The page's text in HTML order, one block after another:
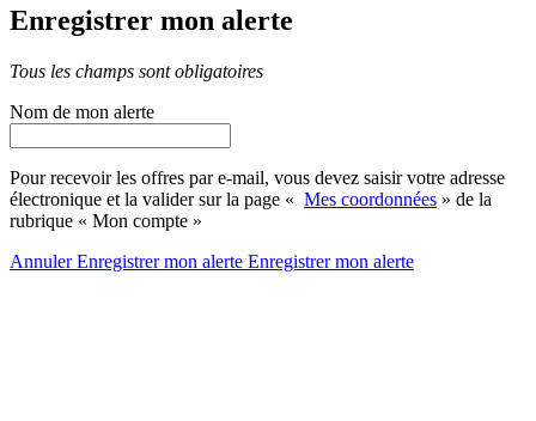
Enregistrer mon alerte
Tous les champs sont obligatoires
Nom de mon alerte
Pour recevoir les offres par e-mail, vous devez saisir votre adresse
électronique et la valider sur la page « Mes coordonnées » de la
rubrique « Mon compte »
AnnulerEnregistrer mon alerte Enregistrermon alerte